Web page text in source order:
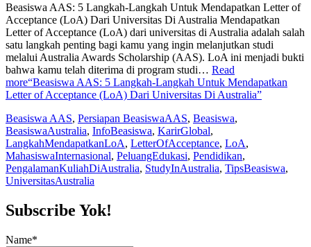
Beasiswa AAS: 5 Langkah-Langkah Untuk Mendapatkan Letter of
Acceptance (LoA) Dari Universitas Di Australia Mendapatkan
Letter of Acceptance (LoA) dari universitas di Australia adalah salah
satu langkah penting bagi kamu yang ingin melanjutkan studi
melalui Australia Awards Scholarship (AAS). LoA ini menjadi bukti
bahwa kamu telah diterima di program studi… Read
more“Beasiswa AAS: 5 Langkah-Langkah Untuk Mendapatkan
Letter of Acceptance (LoA) Dari Universitas Di Australia”
Beasiswa AAS, Persiapan BeasiswaAAS, Beasiswa,
BeasiswaAustralia, InfoBeasiswa, KarirGlobal,
LangkahMendapatkanLoA, LetterOfAcceptance, LoA,
MahasiswaInternasional, PeluangEdukasi, Pendidikan,
PengalamanKuliahDiAustralia, StudyInAustralia, TipsBeasiswa,
UniversitasAustralia
Subscribe Yok!
Name*